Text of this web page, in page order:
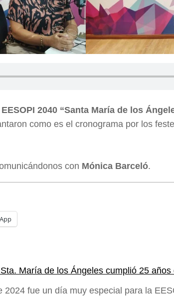
EESOPI 2040 “Santa María de los
como es el cronograma por los
con Mónica Barceló.
María de los Ángeles cumplió 25 años
2024 fue un día muy especial para la